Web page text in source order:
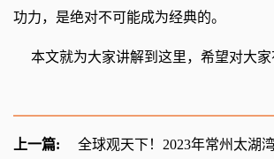
功力，是绝对不可能成为经典的。
本文就为大家讲解到这里，希望对大家
上一篇:
全球观天下！2023年常州太湖